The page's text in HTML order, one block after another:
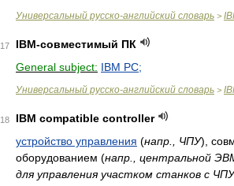
Универсальный русско-английский словарь >
17
IBM-совместимый ПК
General subject: IBM PC;
Универсальный русско-английский словарь >
18
IBM compatible controller
устройство управления (напр., ЧПУ) ,
оборудованием (напр., центральной
для управления участком станков с ЧПУ